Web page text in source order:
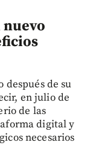
nuevo
después de su
en julio de
de las
digital y
necesarios